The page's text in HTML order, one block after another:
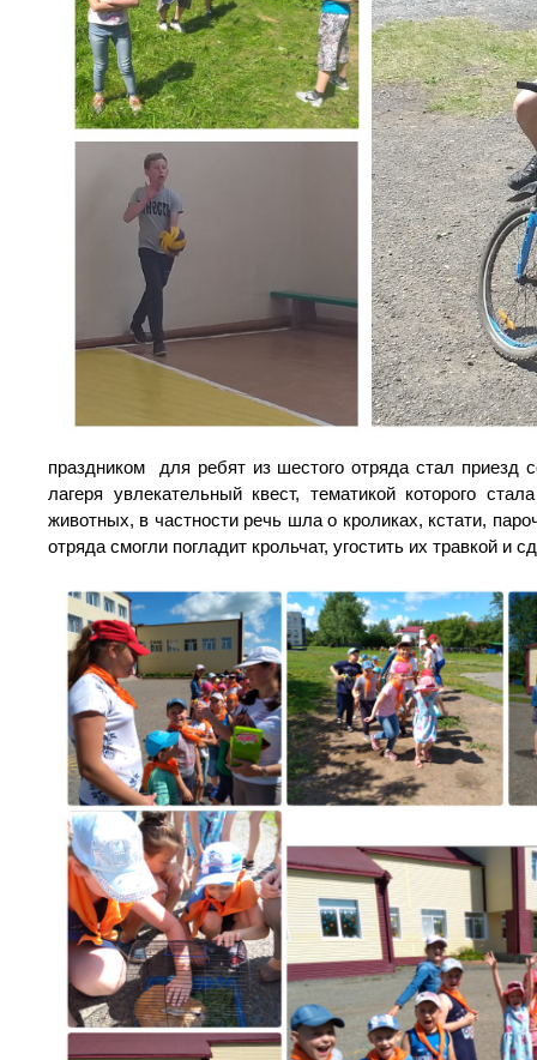
праздником для ребят из шестого отряда стал приезд
лагеря увлекательный квест, тематикой которого
животных, в частности речь шла о кроликах, кстати,
отряда смогли погладит крольчат, угостить их травкой